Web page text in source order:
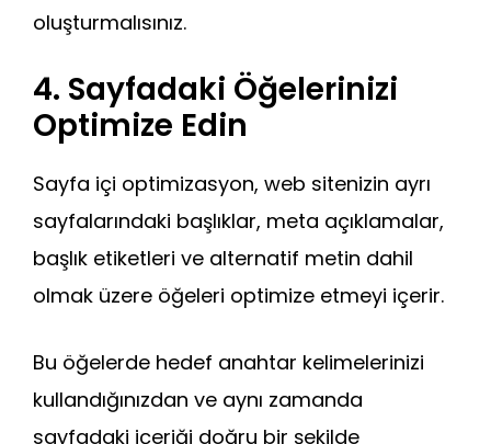
oluşturmalısınız.
4. Sayfadaki Öğelerinizi
Optimize Edin
Sayfa içi optimizasyon, web sitenizin ayrı
sayfalarındaki başlıklar, meta açıklamalar,
başlık etiketleri ve alternatif metin dahil
olmak üzere öğeleri optimize etmeyi içerir.
Bu öğelerde hedef anahtar kelimelerinizi
kullandığınızdan ve aynı zamanda
sayfadaki içeriği doğru bir şekilde